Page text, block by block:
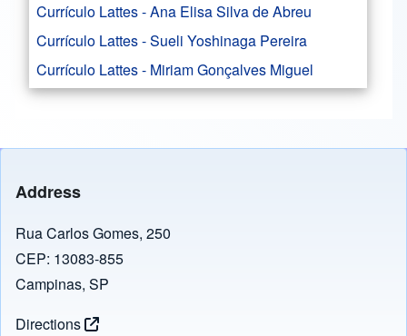
Currículo Lattes - Ana Elisa Silva de Abreu
Currículo Lattes - Sueli Yoshinaga Pereira
Currículo Lattes - Miriam Gonçalves Miguel
Address
Rua Carlos Gomes, 250
CEP: 13083-855
Campinas, SP
Directions